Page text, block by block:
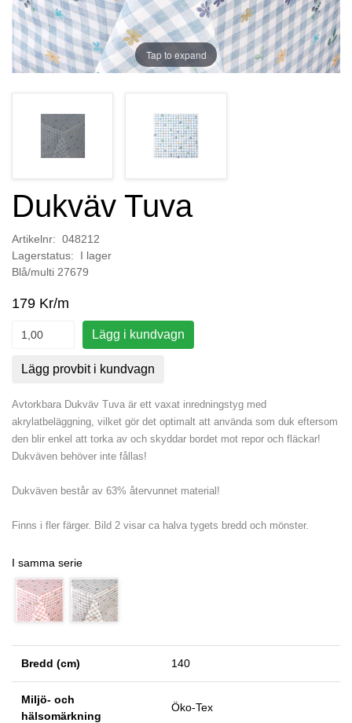
Tap to expand
Dukväv Tuva
Artikelnr: 048212
Lagerstatus: I lager
Blå/multi 27679
179 Kr/m
Lägg i kundvagn
Lägg provbit i kundvagn
Avtorkbara Dukväv Tuva är ett vaxat inredningstyg med
akrylatbeläggning, vilket gör det optimalt att använda som duk eftersom
den blir enkel att torka av och skyddar bordet mot repor och fläckar!
Dukväven behöver inte fållas!
Dukväven består av 63% återvunnet material!
Finns i fler färger. Bild 2 visar ca halva tygets bredd och mönster.
I samma serie
Bredd (cm) 140
Miljö- och
hälsomärkning
Öko-Tex